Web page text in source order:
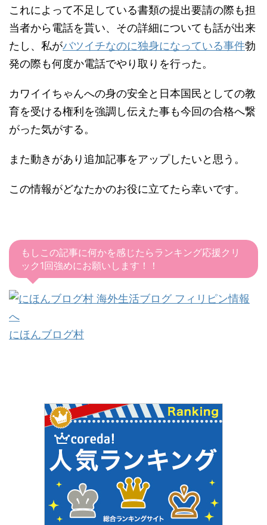
これによって不足している書類の提出要請の際も担
当者から電話を貰い、その詳細についても話が出来
たし、私がバツイチなのに独身になっている事件勃
発の際も何度か電話でやり取りを行った。
カワイイちゃんへの身の安全と日本国民としての教
育を受ける権利を強調し伝えた事も今回の合格へ繋
がった気がする。
また動きがあり追加記事をアップしたいと思う。
この情報がどなたかのお役に立てたら幸いです。
もしこの記事に何かを感じたらランキング応援クリ
ック1回強めにお願いします！！
にほんブログ村